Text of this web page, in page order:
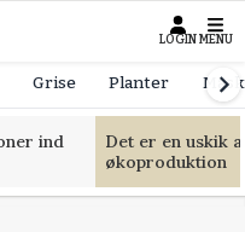
LOGIN MENU
Grise Planter
ind
Det er en uskik
økoproduktion